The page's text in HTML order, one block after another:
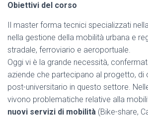
Obiettivi del corso
Il master forma tecnici specializzati
nella gestione della mobilità urbana e
stradale, ferroviario e aeroportuale.
Oggi vi è la grande necessità,
aziende che partecipano al progetto, di
post-universitario in questo settore.
vivono problematiche relative alla
nuovi servizi di mobilità (Bike-share,